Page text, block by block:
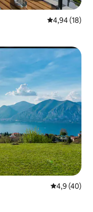
4,94 (18)
4,9 (40)